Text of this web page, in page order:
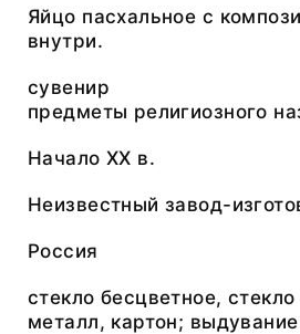
Яйцо пасхальное с
внутри.
сувенир
предметы религиозного
Начало XX в.
Неизвестный завод-
Россия
стекло бесцветное,
металл, картон;